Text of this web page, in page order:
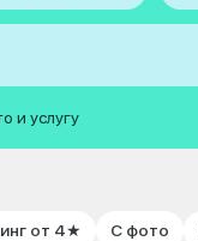
и услугу
от 4★ С фото